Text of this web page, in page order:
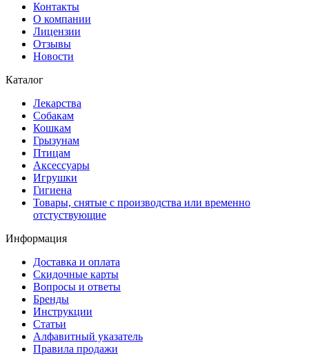
Контакты
О компании
Лицензии
Отзывы
Новости
Каталог
Лекарства
Собакам
Кошкам
Грызунам
Птицам
Аксессуары
Игрушки
Гигиена
Товары, снятые с производства или временно
отстуствующие
Информация
Доставка и оплата
Скидочные карты
Вопросы и ответы
Бренды
Инструкции
Статьи
Алфавитный указатель
Правила продажи